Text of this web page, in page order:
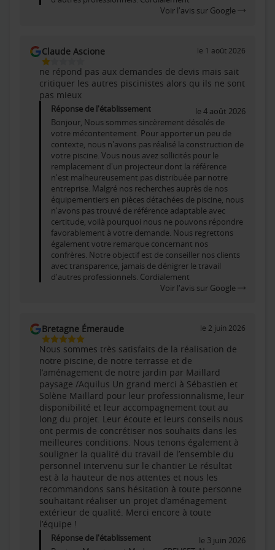
Voir l'avis sur Google
Claude Ascione
1
Étoiles
Sur
5
le 1 août 2026
ne répond pas aux demandes de devis mais sait
critiquer les autres piscinistes alors qu ils ne sont
pas mieux
Réponse de l'établissement
le 4 août 2026
Bonjour, Nous sommes sincèrement désolés de
votre mécontentement. Pour apporter un peu de
contexte, nous n'avons pas réalisé la construction de
votre piscine. Vous nous avez sollicités pour le
remplacement d'un projecteur dont la référence
n'est malheureusement pas distribuée par notre
entreprise. Malgré nos recherches auprès de nos
équipementiers en pièces détachées de piscine, nous
n'avons pas trouvé de référence adaptable avec
certitude, voilà pourquoi nous ne pouvons répondre
favorablement à votre demande. Nous regrettons
également votre remarque concernant nos
confrères. Notre objectif est de conseiller nos clients
avec transparence, jamais de dénigrer le travail
d'autres professionnels. Cordialement
Voir l'avis sur Google
Bretagne Émeraude
5
Étoiles
Sur
5
le 2 juin 2026
Nous sommes très satisfaits de la réalisation de
notre piscine, de notre terrasse et de
l’aménagement de notre jardin par Maillard
paysage /Aquilus Un grand merci à Sébastien et
Solène Maillard pour leur professionnalisme, leur
disponibilité et leur accompagnement tout au
long du projet. Leur écoute et leurs conseils nous
ont permis de concrétiser nos souhaits dans les
meilleures conditions. Nous tenons également à
souligner la qualité du travail de l’ensemble du
personnel intervenu sur le chantier Le résultat
est à la hauteur de nos attentes et nous les
recommandons sans hésitation à toute personne
souhaitant réaliser un projet d’aménagement
extérieur de qualité. Merci encore à toute
l’équipe !
Réponse de l'établissement
le 3 juin 2026